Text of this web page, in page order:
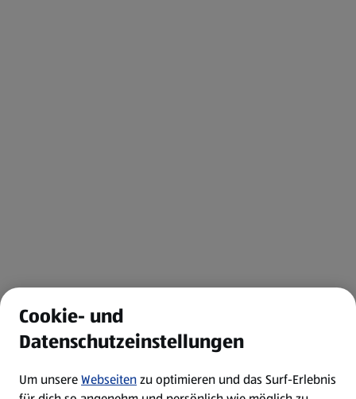
Cookie- und
Datenschutzeinstellungen
Um unsereWebseitenzu optimieren und das Surf-Erlebnis